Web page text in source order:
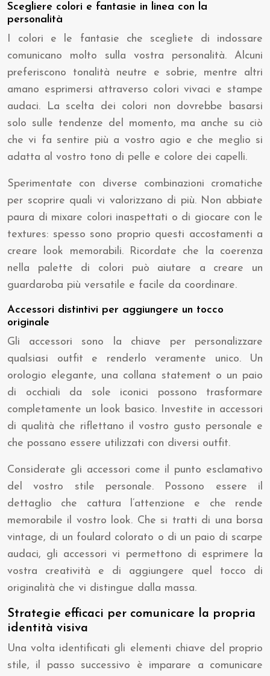
Scegliere colori e fantasie in linea con la
personalità
I colori e le fantasie che scegliete di indossare
comunicano molto sulla vostra personalità. Alcuni
preferiscono tonalità neutre e sobrie, mentre altri
amano esprimersi attraverso colori vivaci e stampe
audaci. La scelta dei colori non dovrebbe basarsi
solo sulle tendenze del momento, ma anche su ciò
che vi fa sentire più a vostro agio e che meglio si
adatta al vostro tono di pelle e colore dei capelli.
Sperimentate con diverse combinazioni cromatiche
per scoprire quali vi valorizzano di più. Non abbiate
paura di mixare colori inaspettati o di giocare con le
textures: spesso sono proprio questi accostamenti a
creare look memorabili. Ricordate che la coerenza
nella palette di colori può aiutare a creare un
guardaroba più versatile e facile da coordinare.
Accessori distintivi per aggiungere un tocco
originale
Gli accessori sono la chiave per personalizzare
qualsiasi outfit e renderlo veramente unico. Un
orologio elegante, una collana statement o un paio
di occhiali da sole iconici possono trasformare
completamente un look basico. Investite in accessori
di qualità che riflettano il vostro gusto personale e
che possano essere utilizzati con diversi outfit.
Considerate gli accessori come il punto esclamativo
del vostro stile personale. Possono essere il
dettaglio che cattura l’attenzione e che rende
memorabile il vostro look. Che si tratti di una borsa
vintage, di un foulard colorato o di un paio di scarpe
audaci, gli accessori vi permettono di esprimere la
vostra creatività e di aggiungere quel tocco di
originalità che vi distingue dalla massa.
Strategie efficaci per comunicare la propria
identità visiva
Una volta identificati gli elementi chiave del proprio
stile, il passo successivo è imparare a comunicare